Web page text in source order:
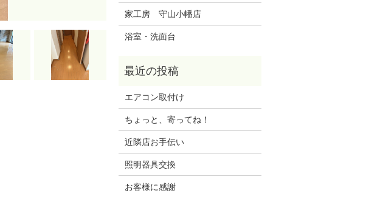
家工房 守山小幡店
浴室・洗面台
エアコン取付け
ちょっと、寄ってね！
近隣店お手伝い
照明器具交換
お客様に感謝